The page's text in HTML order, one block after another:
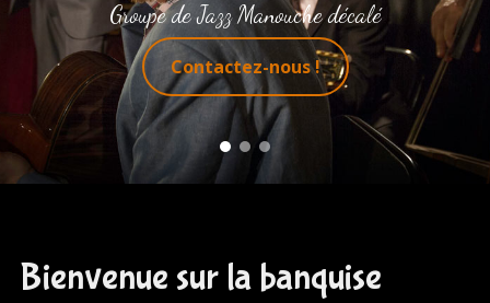
Groupe de Jazz Manouche décalé
Contactez-nous !
Bienvenue sur la banquise